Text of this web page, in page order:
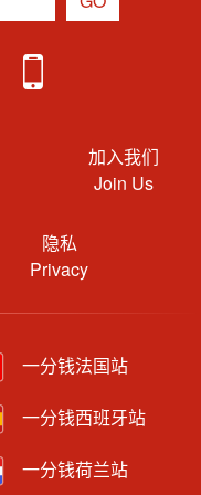
加入我们
Join Us
隐私
Privacy
一分钱法国站
一分钱西班牙站
一分钱荷兰站